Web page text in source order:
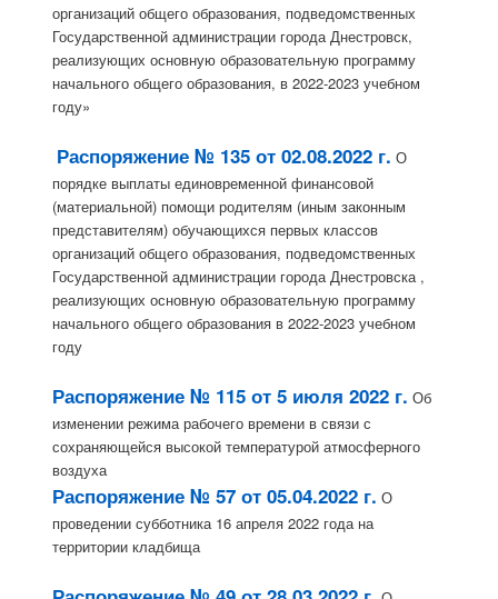
организаций общего образования, подведомственных
Государственной администрации города Днестровск,
реализующих основную образовательную программу
начального общего образования, в 2022-2023 учебном
году»
Распоряжение № 135 от 02.08.2022 г. О
порядке выплаты единовременной финансовой
(материальной) помощи родителям (иным законным
представителям) обучающихся первых классов
организаций общего образования, подведомственных
Государственной администрации города Днестровска ,
реализующих основную образовательную программу
начального общего образования в 2022-2023 учебном
году
Распоряжение № 115 от 5 июля 2022 г. Об
изменении режима рабочего времени в связи с
сохраняющейся высокой температурой атмосферного
воздуха
Распоряжение № 57 от 05.04.2022 г. О
проведении субботника 16 апреля 2022 года на
территории кладбища